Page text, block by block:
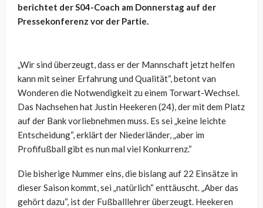
berichtet der S04-Coach am Donnerstag auf der
Pressekonferenz vor der Partie.
„Wir sind überzeugt, dass er der Mannschaft jetzt helfen
kann mit seiner Erfahrung und Qualität“, betont van
Wonderen die Notwendigkeit zu einem Torwart-Wechsel.
Das Nachsehen hat Justin Heekeren (24), der mit dem Platz
auf der Bank vorliebnehmen muss. Es sei „keine leichte
Entscheidung“, erklärt der Niederländer, „aber im
Profifußball gibt es nun mal viel Konkurrenz.“
Die bisherige Nummer eins, die bislang auf 22 Einsätze in
dieser Saison kommt, sei „natürlich“ enttäuscht. „Aber das
gehört dazu“, ist der Fußballlehrer überzeugt. Heekeren